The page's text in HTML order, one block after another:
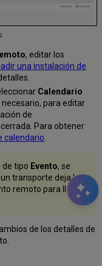
, editar los
una instalación de
Calendario
necesario, para editar
de
Para obtener
calendario
de tipo Evento, se
transporte deja la
remoto para llevar
de los detalles de